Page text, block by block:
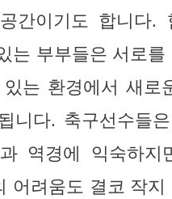
간이기도 합니다.
는 부부들은 서로를
는 환경에서 새로
니다. 축구선수들
역경에 익숙하지
어려움도 결코 작지